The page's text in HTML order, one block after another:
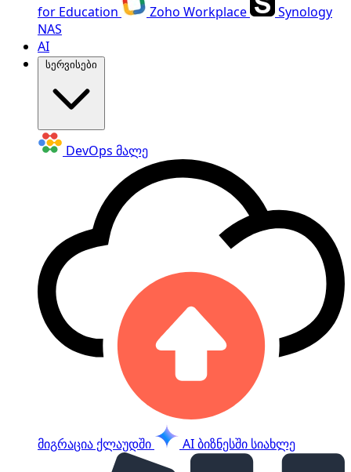
for Education Zoho Workplace
Synology
NAS
AI
DevOps მალე
მიგრაცია ქლაუდში AI ბიზნესში სიახლე